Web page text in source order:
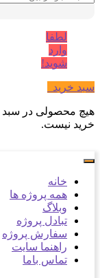
لطفا
وارد
شوید!
سبد خرید
هیچ محصولی در سبد
خرید نیست.
خانه
همه پروژه ها
وبلاگ
تبادل پروژه
سفارش پروژه
راهنما سایت
تماس باما